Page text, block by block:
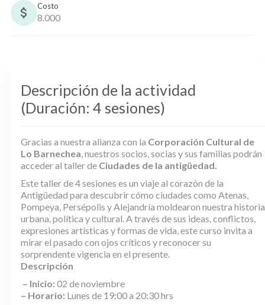
Costo
8.000
Descripción de la actividad
(Duración: 4 sesiones)
Gracias a nuestra alianza con la Corporación Cultural de
Lo Barnechea, nuestros socios, socias y sus familias podrán
acceder al taller de Ciudades de la antigüedad.
Este taller de 4 sesiones es un viaje al corazón de la
Antigüedad para descubrir cómo ciudades como Atenas,
Pompeya, Persépolis y Alejandría moldearon nuestra historia
urbana, política y cultural. A través de sus ideas, conflictos,
expresiones artísticas y formas de vida, este curso invita a
mirar el pasado con ojos críticos y reconocer su
sorprendente vigencia en el presente.
Descripción
– Inicio: 02 de noviembre
– Horario: Lunes de 19:00 a 20:30 hrs